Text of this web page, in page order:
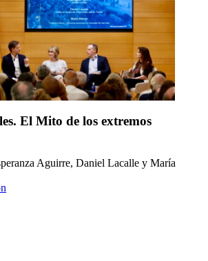
El Mito de los extremos
Aguirre, Daniel Lacalle y María